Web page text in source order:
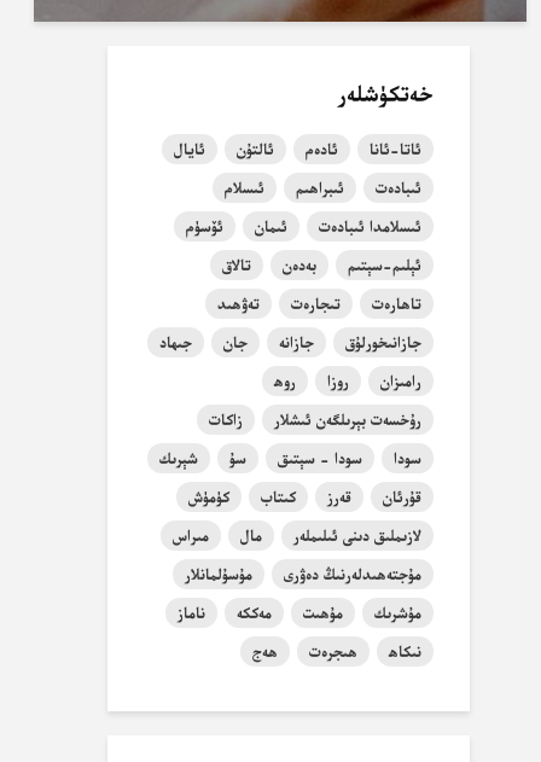
خەتكۈشلەر
ئاتا-ئانا ئادەم ئالتۇن
ئايال
ئىبادەت
ئىبراھىم
ئىسلام
ئىسلامدا ئىبادەت
ئىمان
ئۆسۈم
ئېلىم-سېتىم
بەدەن
تالاق
تاھارەت
تىجارەت
تەۋھىد
جازانىخورلۇق
جازانە جان
جىھاد
رامىزان
روزا
روھ
رۇخسەت بېرىلگەن ئىشلار
زاكات
سودا
سودا - سېتىق سۇ
شېرىك
قۇرئان
قەرز كىتاب
كۈمۈش
لازىملىق دىنى ئىلىملەر
مال
مىراس
مۇجتەھىدلەرنىڭ دەۋرى
مۇسۇلمانلار
مۇشرىك
مۇھىت مەككە
ناماز
نىكاھ
ھىجرەت ھەج